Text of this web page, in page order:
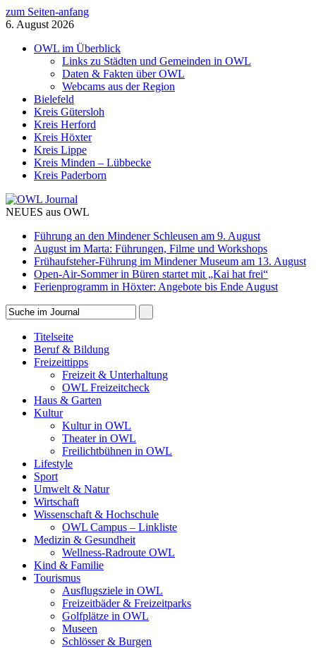
zum Seiten-anfang
6. August 2026
OWL im Überblick
Links zu Städten und Gemeinden in OWL
Daten & Fakten über OWL
Webcams aus der Region
Bielefeld
Kreis Gütersloh
Kreis Herford
Kreis Höxter
Kreis Lippe
Kreis Minden – Lübbecke
Kreis Paderborn
NEUES aus OWL
Führung an den Mindener Schleusen am 9. August
August im Marta: Führungen, Filme und Workshops
Frühaufsteher-Führung im Mindener Museum am 13. August
Open-Air-Sommer in Büren startet mit „Kai hat frei“
Ferienprogramm in Höxter: Angebote bis Ende August
Titelseite
Beruf & Bildung
Freizeittipps
Freizeit & Unterhaltung
OWL Freizeitcheck
Haus & Garten
Kultur
Kultur in OWL
Theater in OWL
Freilichtbühnen in OWL
Lifestyle
Sport
Umwelt & Natur
Wirtschaft
Wissenschaft & Hochschule
OWL Campus – Linkliste
Medizin & Gesundheit
Wellness-Radroute OWL
Kind & Familie
Tourismus
Ausflugsziele in OWL
Freizeitbäder & Freizeitparks
Golfplätze in OWL
Museen
Schlösser & Burgen